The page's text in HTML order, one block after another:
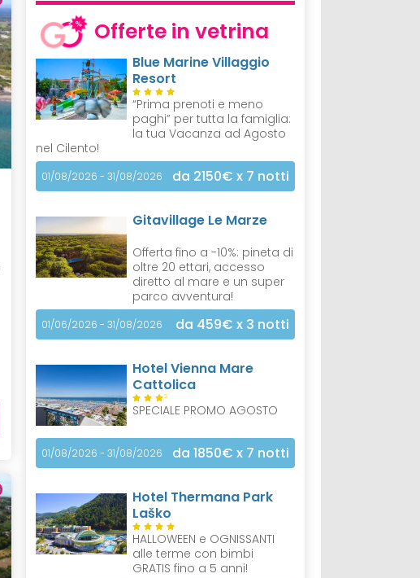
Offerte in vetrina
Blue Marine Villaggio
Resort
“Prima prenoti e meno
paghi” per tutta la famiglia:
la tua Vacanza ad Agosto
nel Cilento!
01/08/2026 - 31/08/2026 da 2150€ x 7 notti
Gitavillage Le Marze
Offerta fino a -10%: pineta di
oltre 20 ettari, accesso
diretto al mare e un super
parco avventura!
01/06/2026 - 31/08/2026 da 459€ x 3 notti
Hotel Vienna Mare
Cattolica
S
SPECIALE PROMO AGOSTO
01/08/2026 - 31/08/2026 da 1850€ x 7 notti
Hotel Thermana Park
Laško
HALLOWEEN e OGNISSANTI
alle terme con bimbi
GRATIS fino a 5 anni!